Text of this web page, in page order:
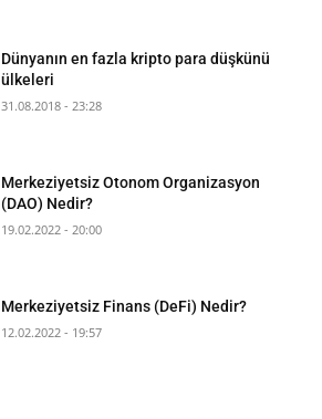
Dünyanın en fazla kripto para düşkünü
ülkeleri
31.08.2018 - 23:28
Merkeziyetsiz Otonom Organizasyon
(DAO) Nedir?
19.02.2022 - 20:00
Merkeziyetsiz Finans (DeFi) Nedir?
12.02.2022 - 19:57